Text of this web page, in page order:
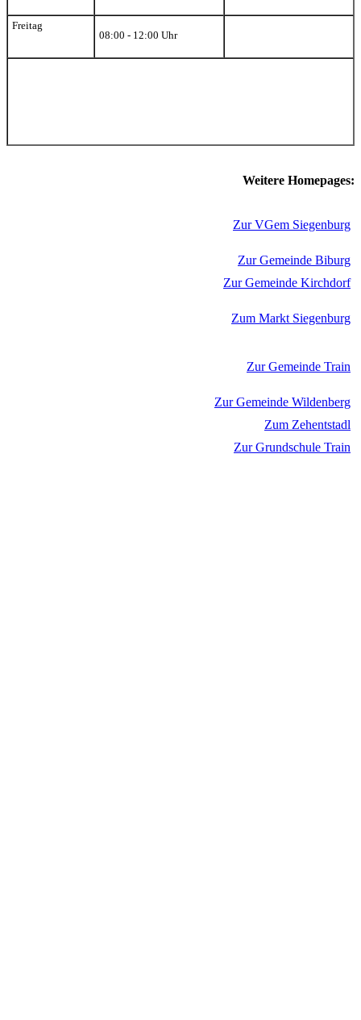
Freitag
08:00 - 12:00 Uhr
Weitere Homepages:
Zur VGem Siegenburg
Zur Gemeinde Biburg
Zur Gemeinde Kirchdorf
Zum Markt Siegenburg
Zur Gemeinde Train
Zur Gemeinde Wildenberg
Zum Zehentstadl
Zur Grundschule Train